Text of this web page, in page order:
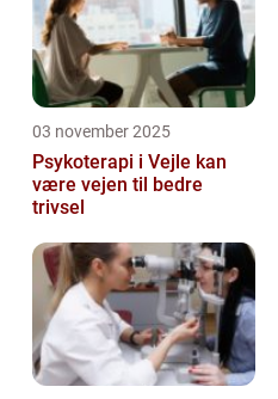
03 november 2025
Psykoterapi i Vejle kan
være vejen til bedre
trivsel